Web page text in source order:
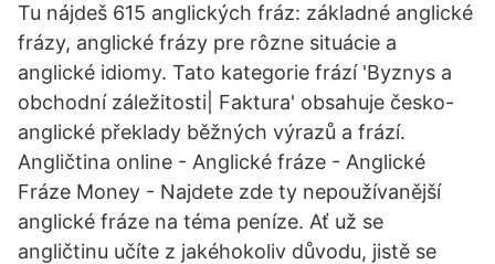
Tu nájdeš 615 anglických fráz: základné anglické
frázy, anglické frázy pre rôzne situácie a
anglické idiomy. Tato kategorie frází 'Byznys a
obchodní záležitosti| Faktura' obsahuje česko-
anglické překlady běžných výrazů a frází.
Angličtina online - Anglické fráze - Anglické
Fráze Money - Najdete zde ty nepoužívanější
anglické fráze na téma peníze. Ať už se
angličtinu učíte z jakéhokoliv důvodu, jistě se